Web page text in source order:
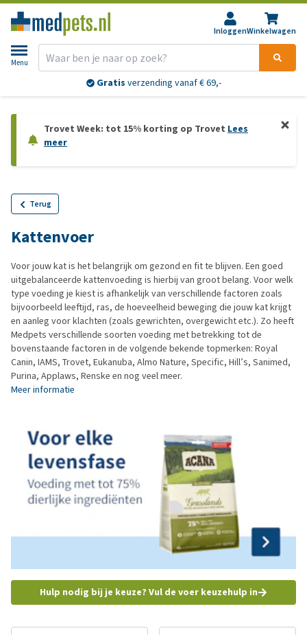
InloggenWinkelwagen
Menu
Gratis verzending vanaf € 69,-
Trovet Week: tot 15% korting op Trovet Lees
meer
Terug
Kattenvoer
Voor jouw kat is het belangrijk om gezond en fit te blijven. Een goed
uitgebalanceerde kattenvoeding is hierbij van groot belang. Voor welk
type voeding je kiest is afhankelijk van verschillende factoren zoals
bijvoorbeeld leeftijd, ras, de hoeveelheid beweging die jouw kat krijgt
en aanleg voor klachten (zoals gewrichten, overgewicht etc.). Zo heeft
Medpets verschillende soorten voeding met betrekking tot de
bovenstaande factoren in de volgende bekende topmerken: Royal
Canin, IAMS, Trovet, Eukanuba, Almo Nature, Specific, Hill’s, Sanimed,
Purina, Applaws, Renske en nog veel meer.
Meer informatie
Hulp nodig bij je keuze? Vul de voer keuzehulp in